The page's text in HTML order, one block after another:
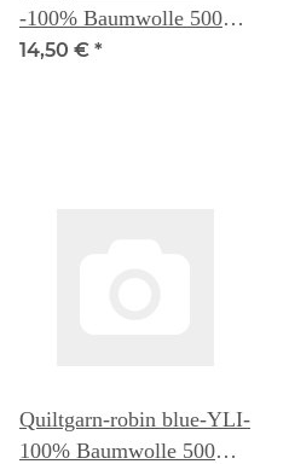
-100% Baumwolle 500
Yd. (ca 457m) -
14,50 € *
Quiltgarn-robin blue-YLI-
100% Baumwolle 500